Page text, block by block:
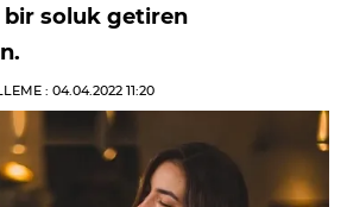
soluk getiren
: 04.04.2022 11:20